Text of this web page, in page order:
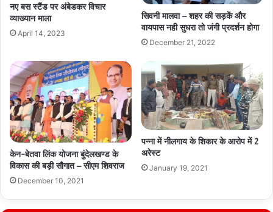
नए बस स्टैंड पर अंबेडकर विचार
व्याख्यान माला
April 14, 2023
सिवनी मालवा – शहर की सड़कें और
वायपास नही सुधरा तो जंगी प्रदर्शन होगा
December 21, 2022
केन-बेतवा लिंक योजना बुंदेलखण्ड के
विकास की बड़ी सौगात – सीएम शिवराज
December 10, 2021
पन्ना में नीलगाय के शिकार के आरोप में 2
अरेस्ट
January 19, 2021